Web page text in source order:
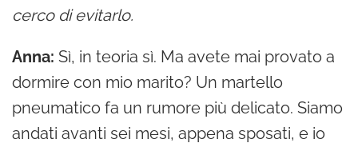
cerco di evitarlo.
Anna: Sì, in teoria sì. Ma avete mai provato a
dormire con mio marito? Un martello
pneumatico fa un rumore più delicato. Siamo
andati avanti sei mesi, appena sposati, e io